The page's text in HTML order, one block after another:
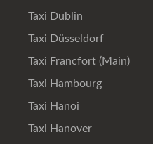
Taxi Dublin
Taxi Düsseldorf
Taxi Francfort (Main)
Taxi Hambourg
Taxi Hanoi
Taxi Hanover